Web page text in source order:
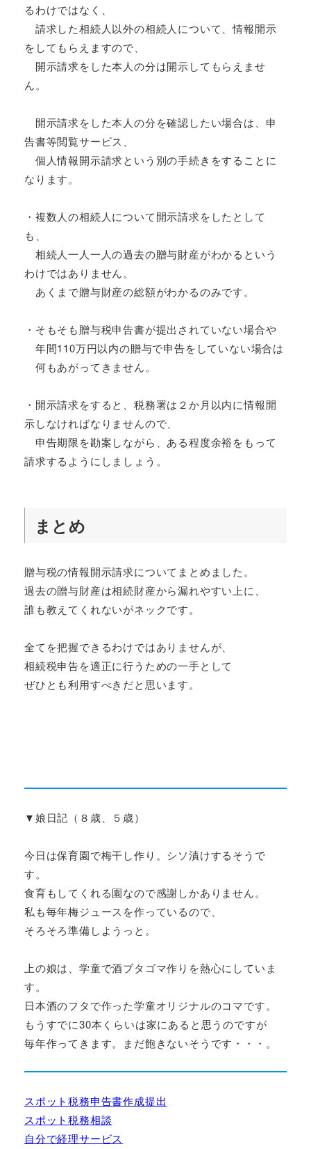
るわけではなく、
請求した相続人以外の相続人について、情報開示
をしてもらえますので、
開示請求をした本人の分は開示してもらえませ
ん。
開示請求をした本人の分を確認したい場合は、申
告書等閲覧サービス、
個人情報開示請求という別の手続きをすることに
なります。
・複数人の相続人について開示請求をしたとして
も、
相続人一人一人の過去の贈与財産がわかるという
わけではありません。
あくまで贈与財産の総額がわかるのみです。
・そもそも贈与税申告書が提出されていない場合や
年間110万円以内の贈与で申告をしていない場合は
何もあがってきません。
・開示請求をすると、税務署は２か月以内に情報開
示しなければなりませんので、
申告期限を勘案しながら、ある程度余裕をもって
請求するようにしましょう。
まとめ
贈与税の情報開示請求についてまとめました。
過去の贈与財産は相続財産から漏れやすい上に、
誰も教えてくれないがネックです。
全てを把握できるわけではありませんが、
相続税申告を適正に行うための一手として
ぜひとも利用すべきだと思います。
▼娘日記（８歳、５歳）
今日は保育園で梅干し作り。シソ漬けするそうで
す。
食育もしてくれる園なので感謝しかありません。
私も毎年梅ジュースを作っているので、
そろそろ準備しようっと。
上の娘は、学童で酒ブタゴマ作りを熱心にしていま
す。
日本酒のフタで作った学童オリジナルのコマです。
もうすでに30本くらいは家にあると思うのですが
毎年作ってきます。まだ飽きないそうです・・・。
スポット税務申告書作成提出
スポット税務相談
自分で経理サービス